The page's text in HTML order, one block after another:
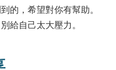
的，希望對你有幫助。
給自己太大壓力。